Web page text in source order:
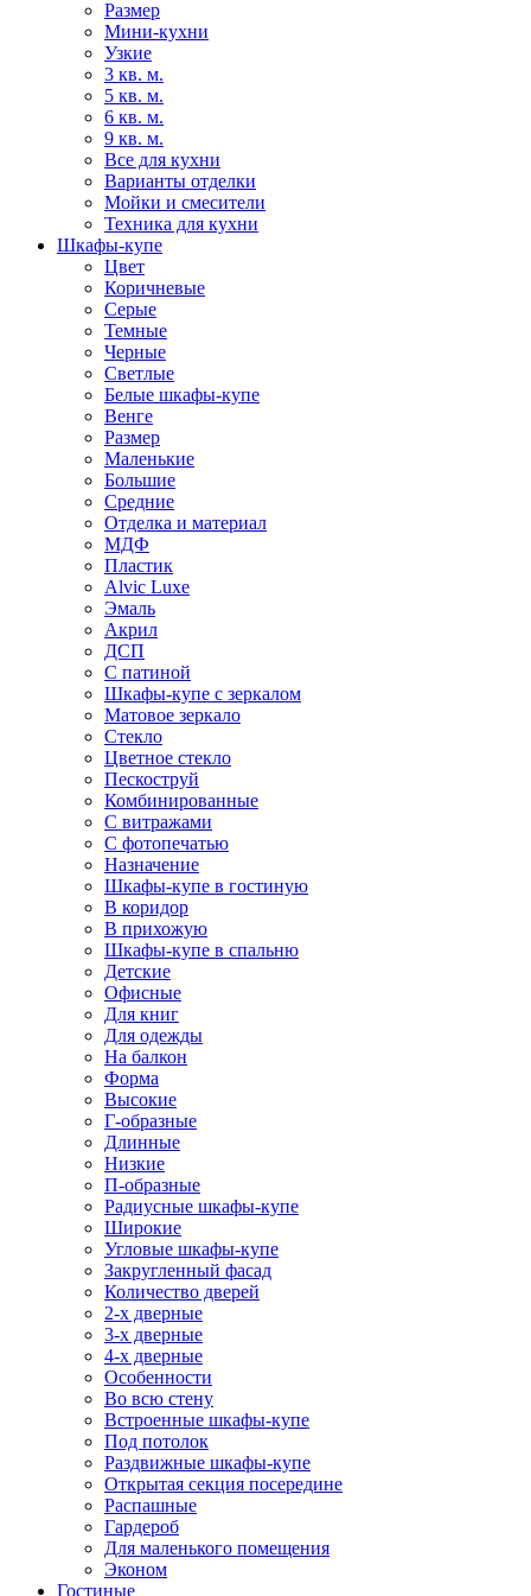
Размер
Мини-кухни
Узкие
3 кв. м.
5 кв. м.
6 кв. м.
9 кв. м.
Все для кухни
Варианты отделки
Мойки и смесители
Техника для кухни
Шкафы-купе
Цвет
Коричневые
Серые
Темные
Черные
Светлые
Белые шкафы-купе
Венге
Размер
Маленькие
Большие
Средние
Отделка и материал
МДФ
Пластик
Alvic Luxe
Эмаль
Акрил
ДСП
С патиной
Шкафы-купе с зеркалом
Матовое зеркало
Стекло
Цветное стекло
Пескоструй
Комбинированные
С витражами
С фотопечатью
Назначение
Шкафы-купе в гостиную
В коридор
В прихожую
Шкафы-купе в спальню
Детские
Офисные
Для книг
Для одежды
На балкон
Форма
Высокие
Г-образные
Длинные
Низкие
П-образные
Радиусные шкафы-купе
Широкие
Угловые шкафы-купе
Закругленный фасад
Количество дверей
2-х дверные
3-х дверные
4-х дверные
Особенности
Во всю стену
Встроенные шкафы-купе
Под потолок
Раздвижные шкафы-купе
Открытая секция посередине
Распашные
Гардероб
Для маленького помещения
Эконом
Гостиные